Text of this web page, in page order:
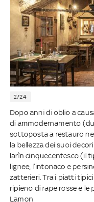
2/24
Dopo anni di oblio a
di ammodernamento
sottoposta a restauro
la bellezza dei suoi
larìn cinquecentesco (il
lignee, l’intonaco e
zatterieri. Tra i piatti
ripieno di rape rosse e
Lamon